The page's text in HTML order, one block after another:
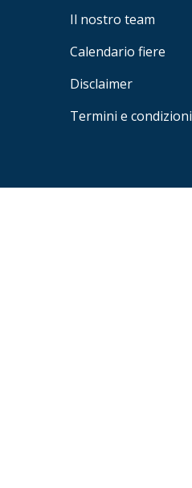
Il nostro team
Calendario fiere
Disclaimer
Termini e condizioni